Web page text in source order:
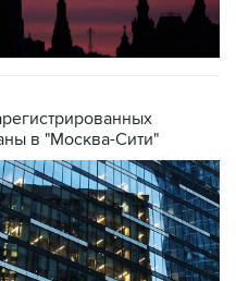
в "Москва-Сити"